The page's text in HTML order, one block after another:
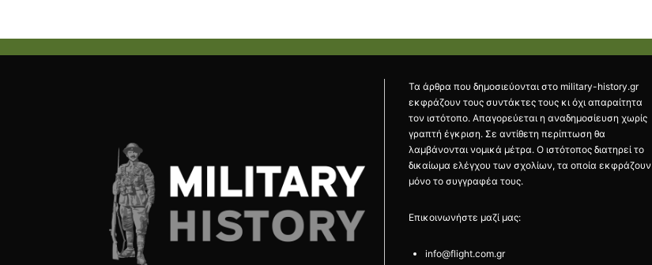
Τα άρθρα που δημοσιεύονται στο military-history.gr
εκφράζουν τους συντάκτες τους κι όχι απαραίτητα
τον ιστότοπο. Απαγορεύεται η αναδημοσίευση χωρίς
γραπτή έγκριση. Σε αντίθετη περίπτωση θα
λαμβάνονται νομικά μέτρα. Ο ιστότοπος διατηρεί το
δικαίωμα ελέγχου των σχολίων, τα οποία εκφράζουν
μόνο το συγγραφέα τους.
Επικοινωνήστε μαζί μας:
info@flight.com.gr